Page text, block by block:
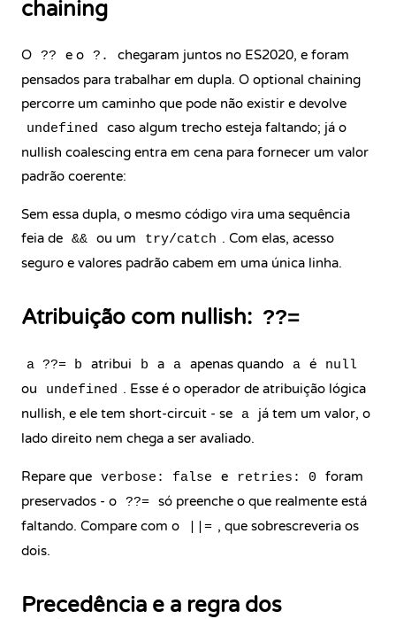
chaining
O ?? e o ?.
chegaram juntos no ES2020, e foram
pensados para trabalhar em dupla. O optional chaining
percorre um caminho que pode não existir e devolve
undefined
caso algum trecho esteja faltando; já o
nullish coalescing entra em cena para fornecer um valor
padrão coerente:
Sem essa dupla, o mesmo código vira uma sequência
feia de && ou um try/catch . Com elas, acesso
seguro e valores padrão cabem em uma única linha.
Atribuição com nullish: ??=
a ??= b atribui b a a apenas quando a é null
ou undefined . Esse é o operador de atribuição lógica
nullish, e ele tem short-circuit - se
a
já tem um valor, o
lado direito nem chega a ser avaliado.
Repare que verbose: false e retries: 0
foram
preservados - o ??= só preenche o que realmente está
faltando. Compare com o
||= , que sobrescreveria os
dois.
Precedência e a regra dos